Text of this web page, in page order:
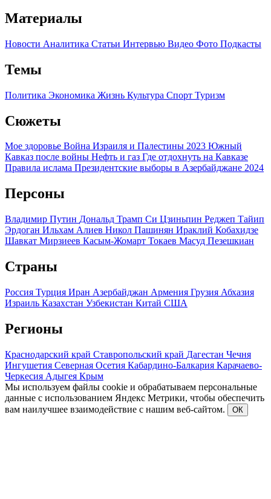
Материалы
Новости Аналитика Статьи Интервью Видео Фото Подкасты
Темы
Политика Экономика Жизнь Культура Спорт Туризм
Сюжеты
Мое здоровье Война Израиля и Палестины 2023 Южный
Кавказ после войны Нефть и газ Где отдохнуть на Кавказе
Правила ислама Президентские выборы в Азербайджане 2024
Персоны
Владимир Путин Дональд Трамп Си Цзиньпин Реджеп Тайип
Эрдоган Ильхам Алиев Никол Пашинян Ираклий Кобахидзе
Шавкат Мирзиеев Касым-Жомарт Токаев Масуд Пезешкиан
Страны
Россия Турция Иран Азербайджан Армения Грузия Абхазия
Израиль Казахстан Узбекистан Китай США
Регионы
Краснодарский край Ставропольский край Дагестан Чечня
Ингушетия Северная Осетия Кабардино-Балкария Карачаево-
Черкесия Адыгея Крым
Мы используем файлы cookie и обрабатываем персональные
данные с использованием Яндекс Метрики, чтобы обеспечить
вам наилучшее взаимодействие с нашим веб-сайтом.
ОК